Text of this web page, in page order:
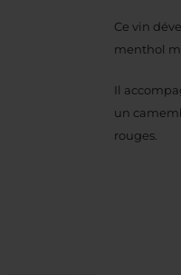
Ce vin
menthol
Il
un
rouges.